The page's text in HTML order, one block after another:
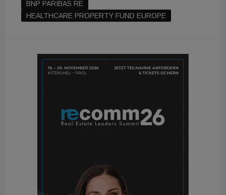
BNP PARIBAS RE
HEALTHCARE PROPERTY FUND EUROPE